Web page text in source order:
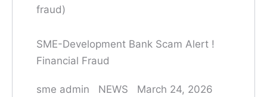
fraud)
SME-Development Bank Scam Alert !
Financial Fraud
sme admin NEWS March 24, 2026